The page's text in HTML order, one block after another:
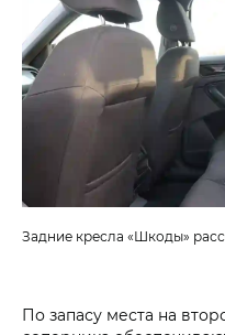
Задние кресла «Шкоды»
По запасу места на